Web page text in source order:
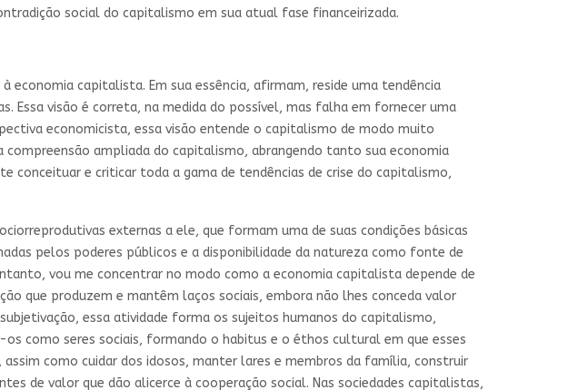
social do capitalismo em sua atual fase financeirizada.
capitalista. Em sua essência, afirmam, reside uma tendência
Essa visão é correta, na medida do possível, mas falha em fornecer uma
economicista, essa visão entende o capitalismo de modo muito
ampliada do capitalismo, abrangendo tanto sua economia
conceituar e criticar toda a gama de tendências de crise do capitalismo,
externas a ele, que formam uma de suas condições básicas
pelos poderes públicos e a disponibilidade da natureza como fonte de
vou me concentrar no modo como a economia capitalista depende de
que produzem e mantêm laços sociais, embora não lhes conceda valor
essa atividade forma os sujeitos humanos do capitalismo,
como seres sociais, formando o habitus e o éthos cultural em que esses
como cuidar dos idosos, manter lares e membros da família, construir
de valor que dão alicerce à cooperação social. Nas sociedades capitalistas,